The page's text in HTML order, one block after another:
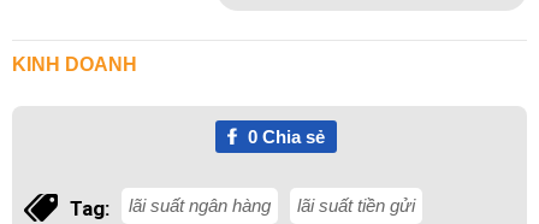
KINH DOANH
0Chia sẻ
Tag: lãi suất ngân hàng lãi suất tiền gửi